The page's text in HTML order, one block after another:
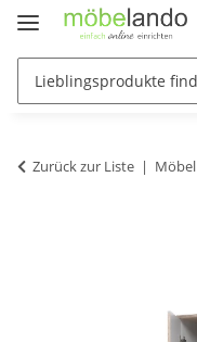
Zurück zur Liste Möbel